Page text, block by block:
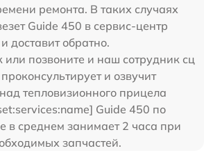
ремонта. В таких случаях
Guide 450 в сервис-центр
доставит обратно.
или позвоните и наш сотрудник сц
и озвучит
тепловизионного прицела
Guide 450 по
в среднем занимает 2 часа при
запчастей.